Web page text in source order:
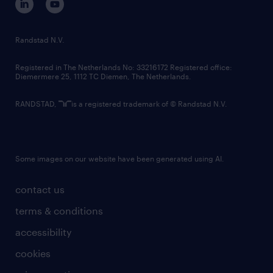
randstad innovation fund
country websites
contact us
terms & conditions
accessibility
cookies
Randstad N.V.
Registered in The Netherlands No: 33216172 Registered office:
Diemermere 25, 1112 TC Diemen, The Netherlands.
RANDSTAD, is a registered trademark of © Randstad N.V.
Some images on our website have been generated using AI.